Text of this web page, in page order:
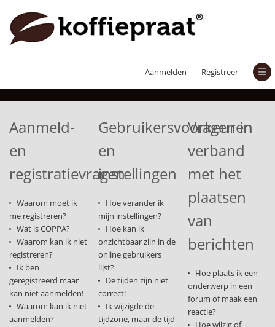
Aanmelden Registreer
Aanmeld-
en
registratievragen
Waarom moet ik
me registreren?
Wat is COPPA?
Waarom kan ik niet
registreren?
Ik ben
geregistreerd maar
kan niet aanmelden!
Waarom kan ik niet
aanmelden?
Gebruikersvoorkeuren
en
instellingen
Hoe verander ik
mijn instellingen?
Hoe kan ik
onzichtbaar zijn in de
online gebruikers
lijst?
De tijden zijn niet
correct!
Ik wijzigde de
tijdzone, maar de tijd
Vragen in
verband
met het
plaatsen
van
berichten
Hoe plaats ik een
onderwerp in een
forum of maak een
reactie?
Hoe wijzig of